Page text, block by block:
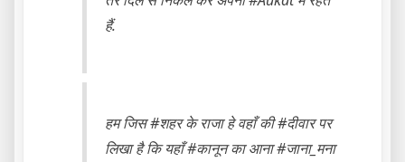
हैं.
हम जिस ‪#‎शहर‬ के राजा हे वहाँ की ‪#‎दीवार‬ पर
लिखा है कि यहाँ ‪#‎कानून‬ का आना ‪#‎जाना_मना‬